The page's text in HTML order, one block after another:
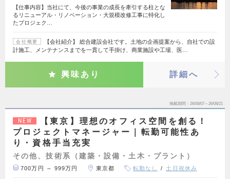
【仕事内容】当社にて、今後の事業の成長を牽引する柱とな
るリニューアル・リノベーション・大規模改修工事に特化し
たプロジェク…
会社概要
【会社紹介】 総合建設会社です。土地の企画提案から、自社での設
計施工、メンテナンスまでを一貫して手掛け、商業施設や工場、医…
興味あり 詳細へ
掲載期間 26/08/07～26/08/21
NEW
【東京】理想のオフィス空間を創る！
プロジェクトマネージャー｜転勤可能性あ
り・資格手当充実
その他、技術系（建築・設備・土木・プラント）
700万円 ～ 999万円 東京都 転勤なし 土日祝休み